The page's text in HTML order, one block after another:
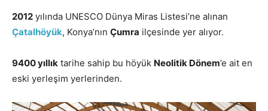
2012 yılında UNESCO Dünya Miras Listesi’ne alınan
Çatalhöyük, Konya’nın Çumra ilçesinde yer alıyor.
9400 yıllık tarihe sahip bu höyük Neolitik Dönem’e ait en
eski yerleşim yerlerinden.